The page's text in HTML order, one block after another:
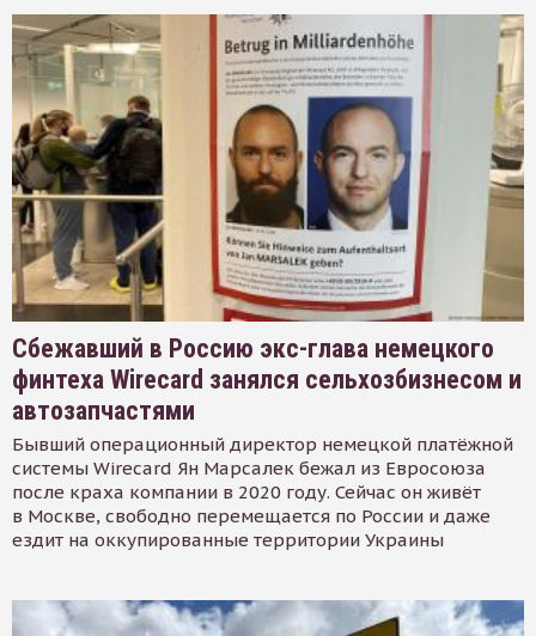
Сбежавший в Россию экс-глава немецкого
финтеха Wirecard занялся сельхозбизнесом и
автозапчастями
Бывший операционный директор немецкой платёжной
системы Wirecard Ян Марсалек бежал из Евросоюза
после краха компании в 2020 году. Сейчас он живёт
в Москве, свободно перемещается по России и даже
ездит на оккупированные территории Украины